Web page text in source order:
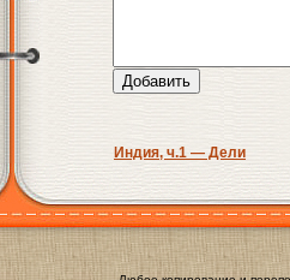
Индия, ч.1 — Дели